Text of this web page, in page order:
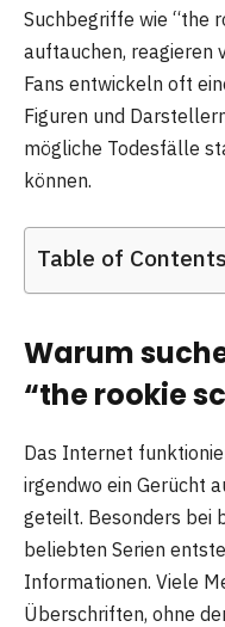
Suchbegriffe wie “the
auftauchen, reagieren
Fans entwickeln oft
Figuren und
mögliche Todesfälle
können.
Table of Contents
Warum
“the rookie
Das Internet
irgendwo ein Gerücht
geteilt. Besonders bei
beliebten Serien
Informationen. Viele
Überschriften, ohne